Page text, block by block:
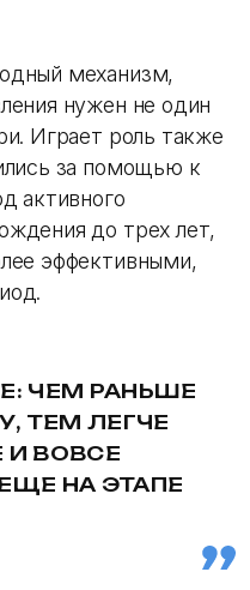
механизм,
нужен не один
Играет роль также
за помощью к
активного
до трех лет,
эффективными,
ЧЕМ РАНЬШЕ
ТЕМ ЛЕГЧЕ
И ВОВСЕ
НА ЭТАПЕ